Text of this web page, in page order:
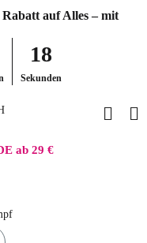
auf Alles – mit
18
Sekunden
ab 29 €